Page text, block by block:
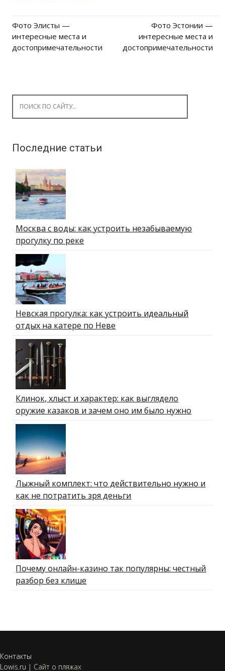
Post navigation
Фото Элисты —
интересные места и
достопримечательности
Фото Эстонии —
интересные места и
достопримечательности
Последние статьи
Москва с воды: как устроить незабываемую
прогулку по реке
Невская прогулка: как устроить идеальный
отдых на катере по Неве
Клинок, хлыст и характер: как выглядело
оружие казаков и зачем оно им было нужно
Лыжный комплект: что действительно нужно и
как не потратить зря деньги
Почему онлайн-казино так популярны: честный
разбор без клише
Контакты
Lowis.ru | Сайт о пляжах